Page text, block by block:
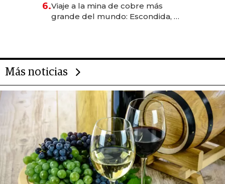
6.Viaje a la mina de cobre más
grande del mundo: Escondida, el
Más noticias